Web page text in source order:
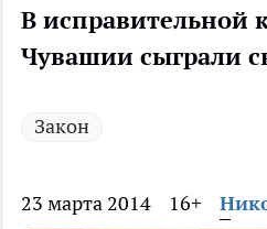
В исправительной
Чувашии сыграли
Закон
23 марта 2014 16+